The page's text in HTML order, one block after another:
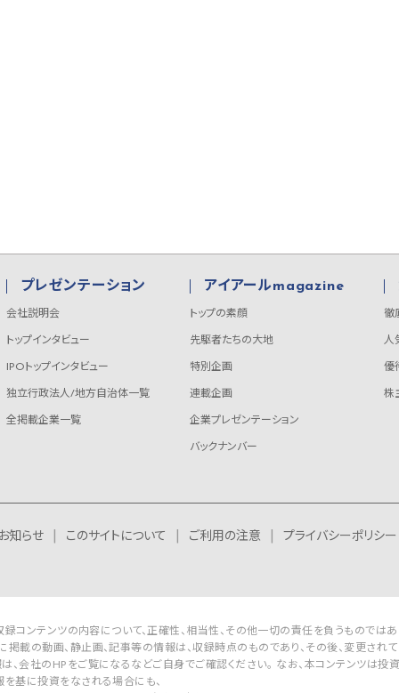
プレゼンテーション
会社説明会
トップインタビュー
IPOトップインタビュー
独立行政法人/地方自治体一覧
全掲載企業一覧
アイアールmagazine
トップの素顔
先駆者たちの大地
特別企画
連載企画
企業プレゼンテーション
バックナンバー
徹
人
優
株
知らせ このサイトについて ご利用の注意 プライバシーポリシー
コンテンツの内容について、正確性、相当性、その他一切の責任を負うものではあ
掲載の動画、静止画、記事等の情報は、収録時点のものであり、その後、変更され
、会社のHPをご覧になるなどご自身でご確認ください。 なお、本コンテンツは
を基に投資をなされる場合にも、